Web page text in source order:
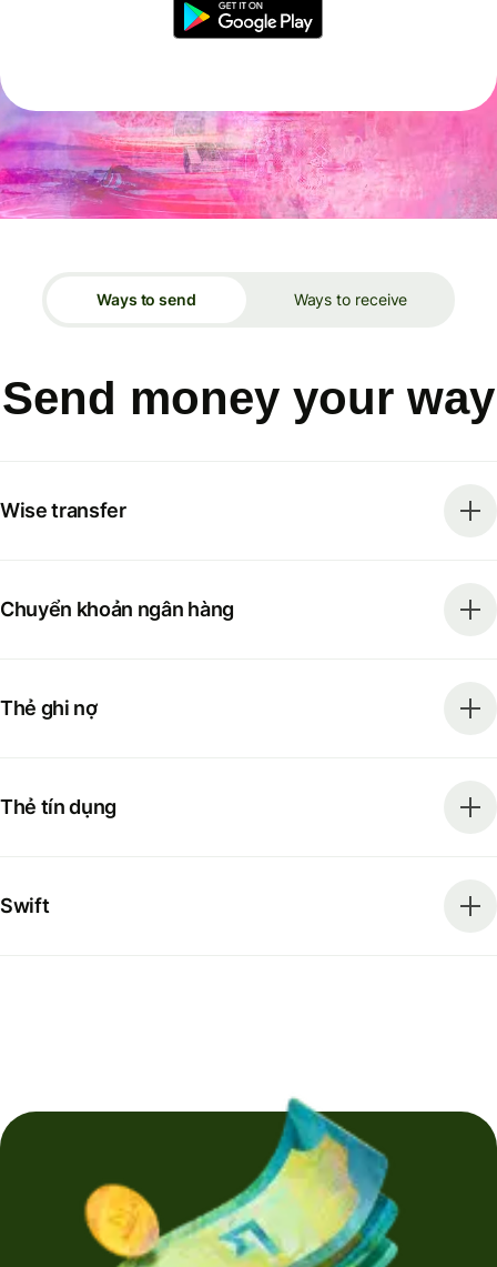
Ways to send Ways to receive
Send money your way
Wise transfer
Chuyển khoản ngân hàng
Thẻ ghi nợ
Thẻ tín dụng
Swift